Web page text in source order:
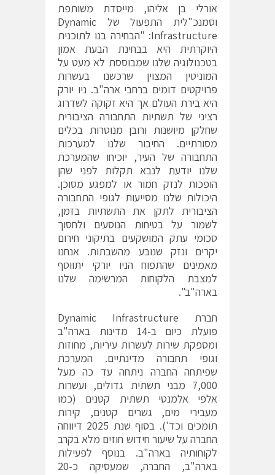
אורלי בן אליהו, מייסדת משותפת
וסמנכ"לית התפעול של Dynamic
Infrastructure: "הבחירה בנו לתוכנית
היוקרתית היא בבחינת הבעת אמון
בטכנולוגיה שלנו שמבוססת לא מעט על
המוניטין המצוין שרכשנו בעשרות
פרויקטים דומים ברחבי ארה"ב. ניו יורק
היא בירת העולם אך היא זקוקה לשדרוג
רציני של תשתיות התחבורה הציבורית
שחלקן מיושנות ורובן מנוטרות בכלים
מסורתיים. החיבור שלנו למערכות
התחבורה של העיר, יוכיחו שהמערכת
שלנו יודעת לנבא תקלות לפני שהן
הופכות לנזק חמור או למפגע מסוכן.
היכולות שלנו מסייעות לגופי התחבורה
הציבורית לתקן את התשתיות בזמן,
לשמור על בטיחות הנוסעים ולחסוך
סכומי עתק המושקעים בתיקוני חירום
יקרים ונזק שנובע מהשבתות. אנחנו
מאמינים שהתפוח הניו יורקי יתווסף
למצבת הלקוחות המרשימה שלנו
בארה"ב".
חברת Dynamic Infrastructure
פועלת כיום ב-14 מדינות בארה"ב
ומספקת שירות לעשרות עיריות, מחוזות
וגופי תחבורה מדינתיים. המערכת
שפיתחה החברה ניתחה עד כה מעל
7,000 מבני תשתית גדולים, ועשרות
אלפי אלמנטי תשתית קטנים (כמו
מעבירי מים, גשרים קטנים, קירות
תומכים וכד'). בסוף שנת 2025 דיווחה
החברה על שיעור חידוש חוזים מלא בקרב
לקוחותיה בארה"ב. בנוסף לפעילות
בארה"ב, החברה, שמעסיקה כ-20